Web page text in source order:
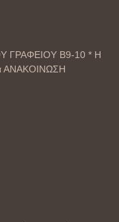
ΓΡΑΦΕΙΟΥ Β9-10 * Η
ΑΝΑΚΟΙΝΩΣΗ